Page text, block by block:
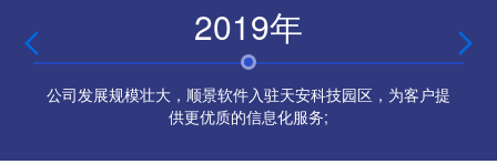
2019年
公司发展规模壮大，顺景软件入驻天安科技园区，为客户提
供更优质的信息化服务;
 